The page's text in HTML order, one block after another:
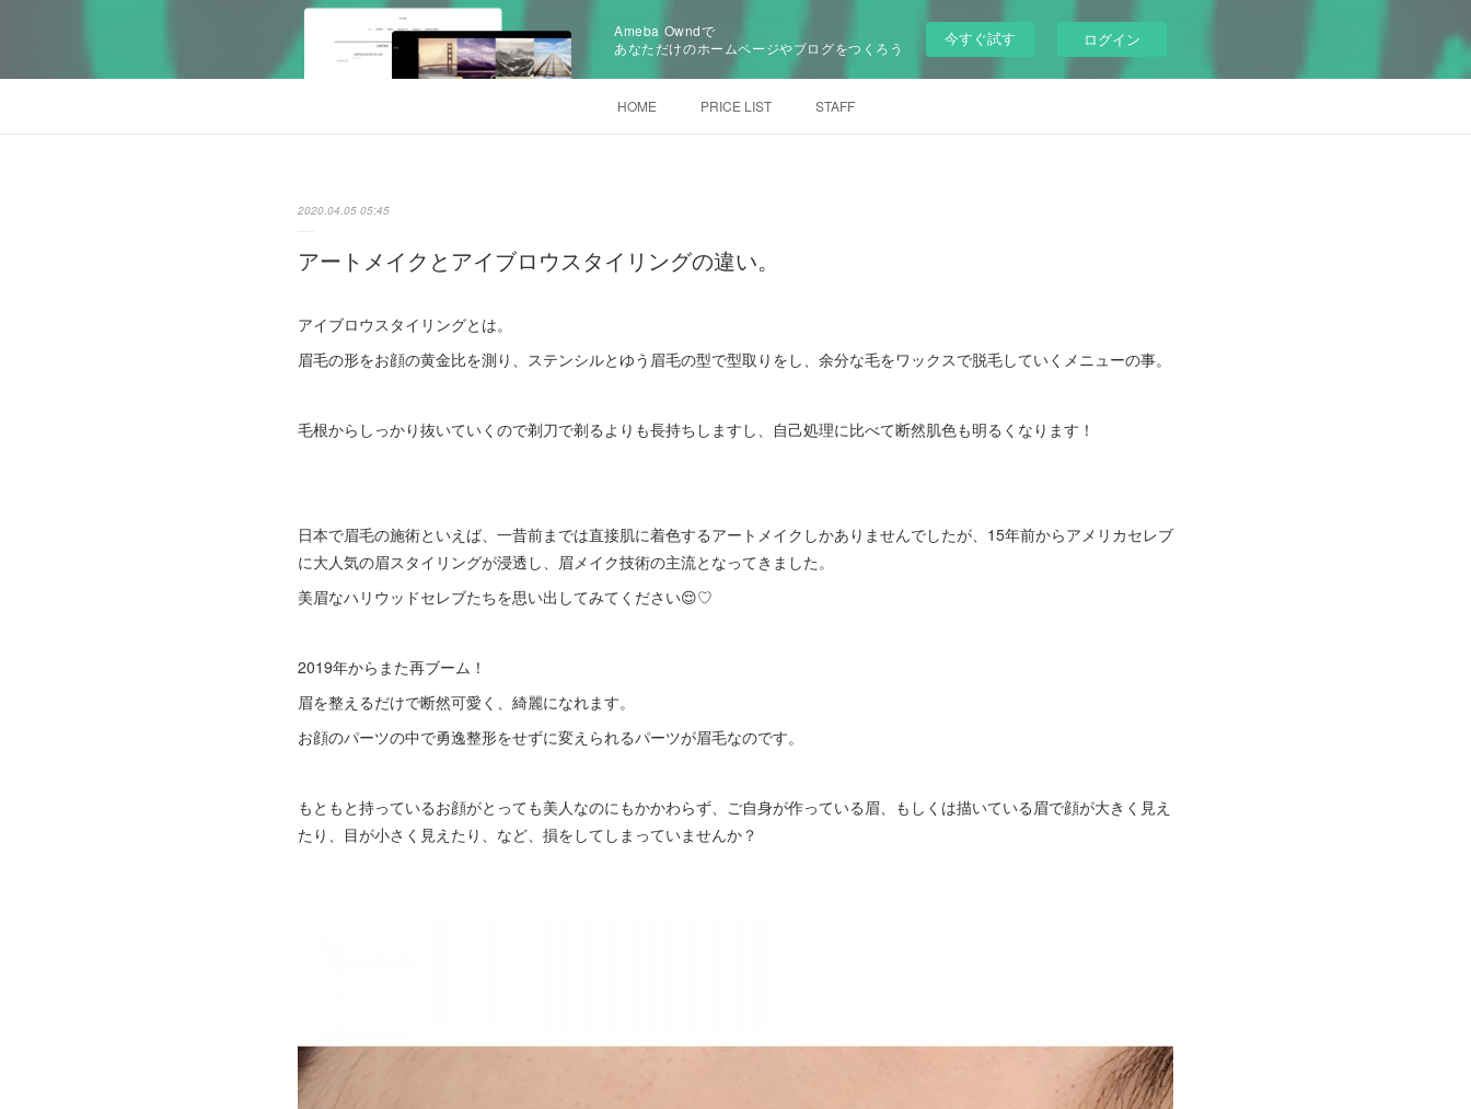
Ameba Owndで
あなただけのホームページやブログをつくろう
今すぐ試す ログイン
HOME PRICE LIST STAFF
2020.04.05 05:45
アートメイクとアイブロウスタイリングの違い。
アイブロウスタイリングとは。
眉毛の形をお顔の黄金比を測り、ステンシルとゆう眉毛の型で型取りをし、余分な毛をワックスで脱毛していくメニューの事。
毛根からしっかり抜いていくので剃刀で剃るよりも長持ちしますし、自己処理に比べて断然肌色も明るくなります！
日本で眉毛の施術といえば、一昔前までは直接肌に着色するアートメイクしかありませんでしたが、15年前からアメリカセレブ
に大人気の眉スタイリングが浸透し、眉メイク技術の主流となってきました。
美眉なハリウッドセレブたちを思い出してみてください😌♡
2019年からまた再ブーム！
眉を整えるだけで断然可愛く、綺麗になれます。
お顔のパーツの中で勇逸整形をせずに変えられるパーツが眉毛なのです。
もともと持っているお顔がとっても美人なのにもかかわらず、ご自身が作っている眉、もしくは描いている眉で顔が大きく見え
たり、目が小さく見えたり、など、損をしてしまっていませんか？